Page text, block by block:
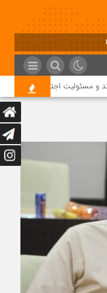
مسئولیت اجتماعی دماوند